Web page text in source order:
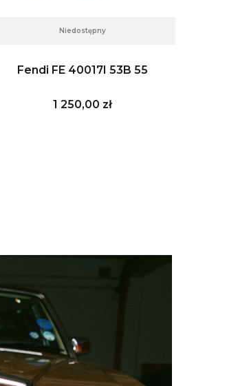
Niedostępny
Fendi FE 40017I 53B 55
Cena
1 250,00 zł